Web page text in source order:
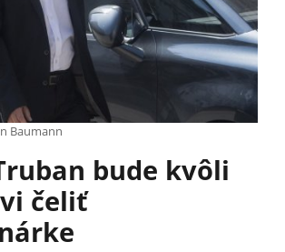
Baumann
bude kvôli
čeliť